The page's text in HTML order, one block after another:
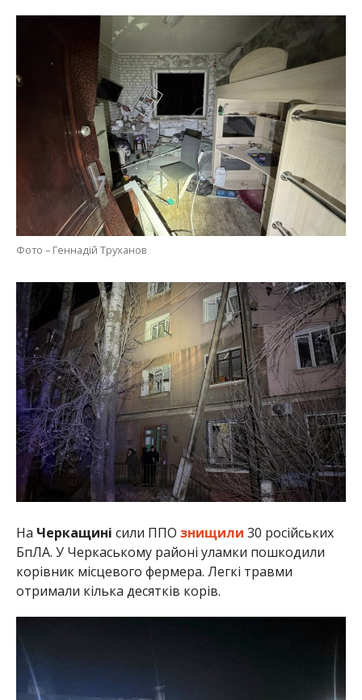
Фото – Геннадій Труханов
На Черкащині сили ППО знищили 30 російських
БпЛА. У Черкаському районі уламки пошкодили
корівник місцевого фермера. Легкі травми
отримали кілька десятків корів.